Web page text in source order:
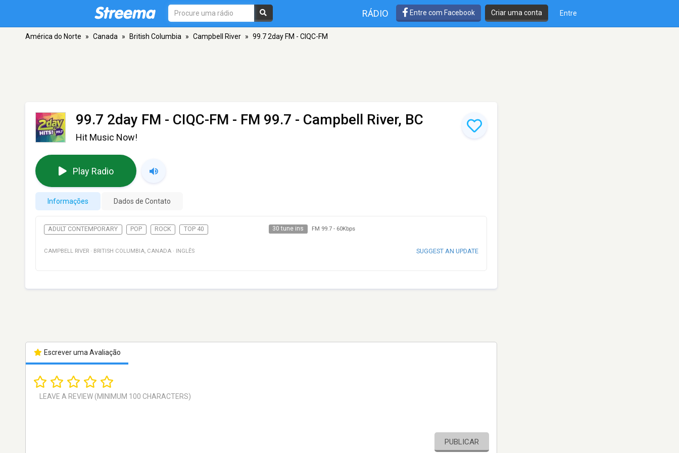
RÁDIO Entre com Facebook Criar uma conta Entre
América do Norte » Canada » British Columbia » Campbell River » 99.7 2day FM - CIQC-FM
99.7 2day FM - CIQC-FM - FM 99.7 - Campbell River, BC
Hit Music Now!
Play Radio
Informações Dados de Contato
ADULT CONTEMPORARY POP ROCK TOP 40 30 tune ins FM 99.7- 60Kbps
CAMPBELL RIVER · BRITISH COLUMBIA, CANADA · INGLÊS SUGGEST AN UPDATE
Escrever uma Avaliação
PUBLICAR